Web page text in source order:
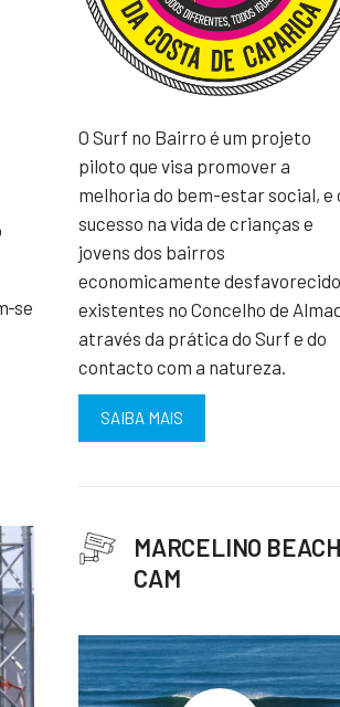
se
O Surf no Bairro é um projeto
piloto que visa promover a
melhoria do bem-estar social, e
sucesso na vida de crianças e
jovens dos bairros
economicamente
existentes no Concelho de
através da prática do Surf e do
contacto com a natureza.
SAIBA MAIS
MARCELINO BEACH
CAM